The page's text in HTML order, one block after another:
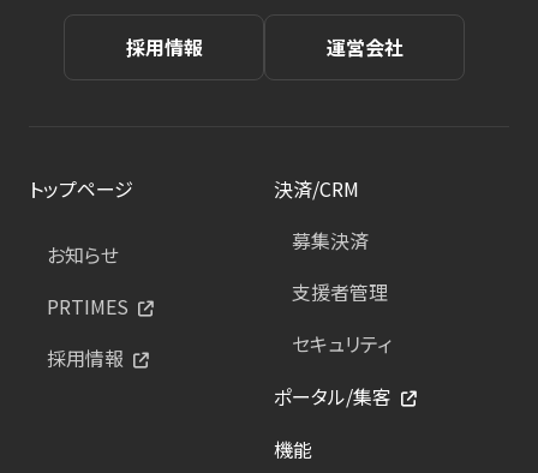
採用情報 運営会社
トップページ
お知らせ
PRTIMES
採用情報
決済/CRM
募集決済
支援者管理
セキュリティ
ポータル/集客
機能